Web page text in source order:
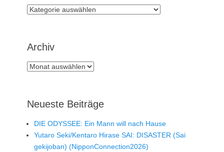
Rubriken
Archiv
Archiv
Neueste Beiträge
DIE ODYSSEE: Ein Mann will nach Hause
Yutaro Seki/Kentaro Hirase SAI: DISASTER (Sai
gekijoban) (NipponConnection2026)